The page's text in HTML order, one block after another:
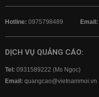
Hotline: 0975798489 Email:
DỊCH VỤ QUẢNG CÁO:
Tel: 0931589222 (Ms Ngọc)
Email: quangcao@vietnammoi.vn